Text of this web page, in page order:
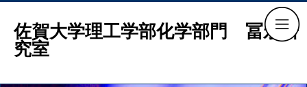
佐賀大学理工学部化学部門 冨永研
究室